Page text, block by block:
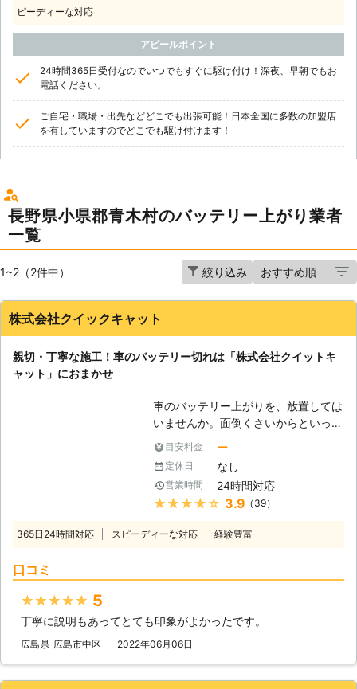
ピーディーな対応
アピールポイント
24時間365日受付なのでいつでもすぐに駆け付け！深夜、早朝でもお
電話ください。
ご自宅・職場・出先などどこでも出張可能！日本全国に多数の加盟店
を有していますのでどこでも駆け付けます！
長野県小県郡青木村のバッテリー上がり業者
一覧
1~2（2件中） 絞り込み
株式会社クイックキャット
親切・丁寧な施工！車のバッテリー切れは「株式会社クイットキ
ャット」におまかせ
車のバッテリー上がりを、放置しては
いませんか。面倒くさいからといって
バッテリー上がりを放置してしまう
と、タンク内のガソリンが固まって詰
まりを引き起こす恐れがあります。そ
のため、車のバッテリー上がりはすぐ
にでも解消する必要があるのです。
きは、「株式会社クイックキャット」
てしまったからです。車のエンジンは
バッテリー内の電気を利用して動きだ
目安料金 ー
定休日 なし
営業時間 24時間対応
★★★★★ 3.9 （39）
365日24時間対応 スピーディーな対応 経験豊富
口コミ
★★★★★ 5
丁寧に説明もあってとても印象がよかったです。
広島県 広島市中区 2022年06月06日